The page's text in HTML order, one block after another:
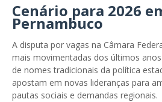
Cenário para 2026
Pernambuco
A disputa por vagas na Câmara
mais movimentadas dos últimos
de nomes tradicionais da política
apostam em novas lideranças para
pautas sociais e demandas regionais.